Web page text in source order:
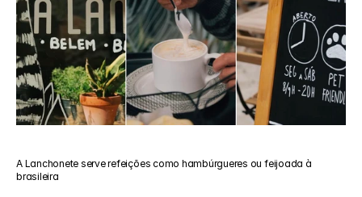
A Lanchonete serve refeições como hambúrgueres ou feijoada à
brasileira